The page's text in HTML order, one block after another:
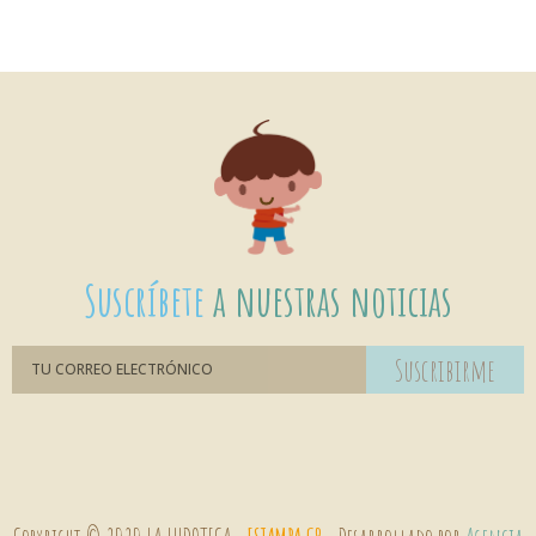
Suscríbetea nuestras noticias
Suscribirme